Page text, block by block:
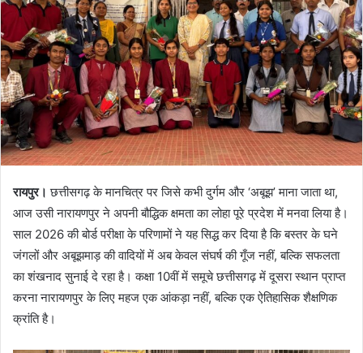
रायपुर। छत्तीसगढ़ के मानचित्र पर जिसे कभी दुर्गम और ‘अबूझ’ माना जाता था,
आज उसी नारायणपुर ने अपनी बौद्धिक क्षमता का लोहा पूरे प्रदेश में मनवा लिया है।
साल 2026 की बोर्ड परीक्षा के परिणामों ने यह सिद्ध कर दिया है कि बस्तर के घने
जंगलों और अबूझमाड़ की वादियों में अब केवल संघर्ष की गूँज नहीं, बल्कि सफलता
का शंखनाद सुनाई दे रहा है। कक्षा 10वीं में समूचे छत्तीसगढ़ में दूसरा स्थान प्राप्त
करना नारायणपुर के लिए महज एक आंकड़ा नहीं, बल्कि एक ऐतिहासिक शैक्षणिक
क्रांति है।